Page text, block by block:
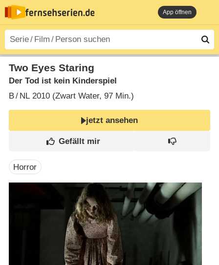
App öffnen
Two Eyes Staring
Der Tod ist kein Kinderspiel
B/ NL2010 (Zwart Water‎, 97 Min.)
jetzt ansehen
Horror